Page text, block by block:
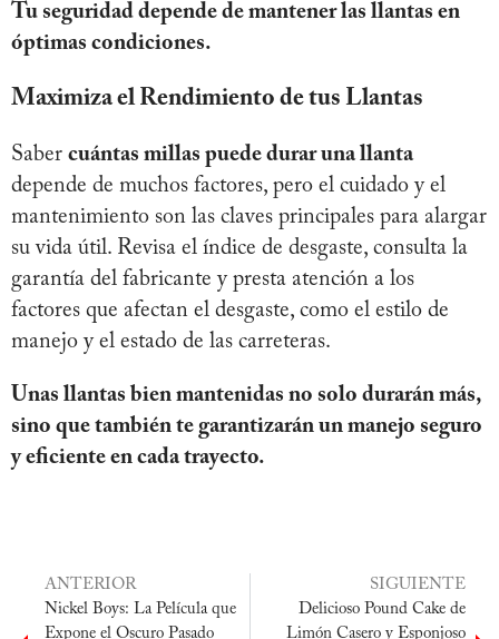
Tu seguridad depende de mantener las llantas en
óptimas condiciones.
Maximiza el Rendimiento de tus Llantas
Saber cuántas millas puede durar una llanta
depende de muchos factores, pero el cuidado y el
mantenimiento son las claves principales para alargar
su vida útil. Revisa el índice de desgaste, consulta la
garantía del fabricante y presta atención a los
factores que afectan el desgaste, como el estilo de
manejo y el estado de las carreteras.
Unas llantas bien mantenidas no solo durarán más,
sino que también te garantizarán un manejo seguro
y eficiente en cada trayecto.
ANTERIOR
Nickel Boys: La Película que
Expone el Oscuro Pasado
SIGUIENTE
Delicioso Pound Cake de
Limón Casero y Esponjoso